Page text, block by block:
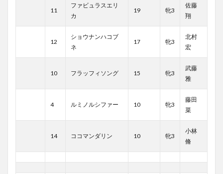
11
ファビュラスエリ
カ
19 牝3
佐藤
翔
12
ショウナンハコブ
ネ
17 牝3
北村
宏
10 フラッフィソング 15 牝3
武藤
雅
4 ルミノルシファー 10 牝3
藤田
菜
14 ココマンダリン 10 牝3
小林
脩